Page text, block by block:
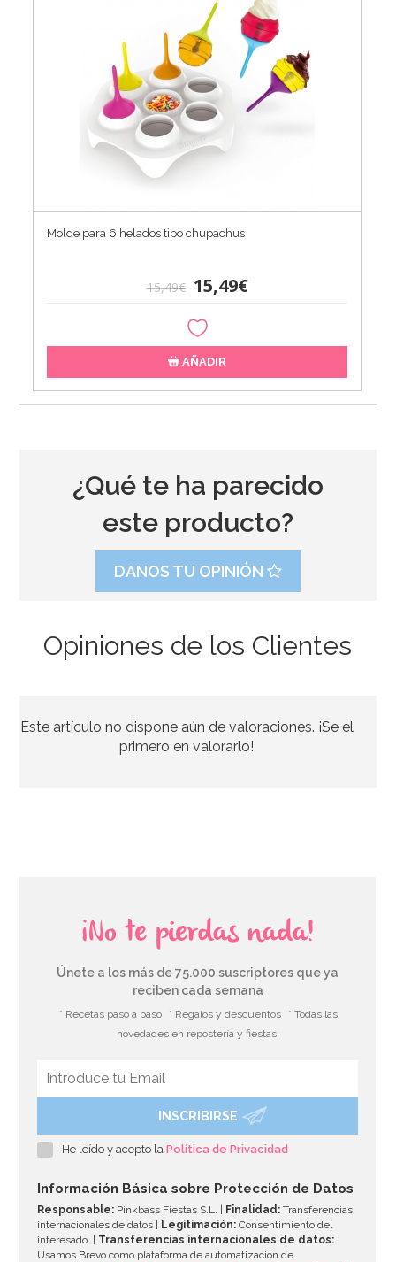
Molde para 6 helados tipo chupachus
15,49€ 15,49€
AÑADIR
64,95€ 54,55€
Boquilla PME hoja nº51 Estándar
AÑADIR
¿Qué te ha parecido
este producto?
DANOS TU OPINIÓN
Opiniones de los Clientes
Este artículo no dispone aún de valoraciones. ¡Se el
primero en valorarlo!
¡No te pierdas nada!
Únete a los más de 75.000 suscriptores que ya
reciben cada semana
* Recetas paso a paso * Regalos y descuentos
* Todas las
novedades en repostería y fiestas
INSCRIBIRSE
He leído y acepto laPolítica de Privacidad
Información Básica sobre Protección de Datos
Responsable: Pinkbass Fiestas S.L. | Finalidad: Transferencias
internacionales de datos |
Legitimación: Consentimiento del
interesado. | Transferencias internacionales de datos:
Usamos Brevo como plataforma de automatización de